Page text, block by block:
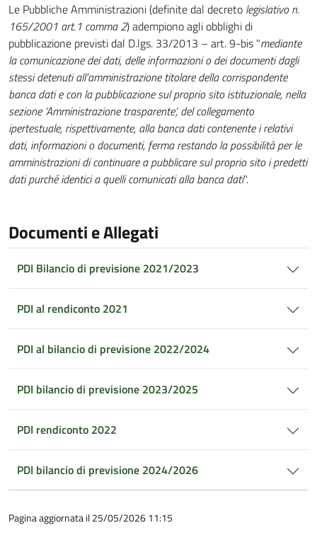
Le Pubbliche Amministrazioni (definite dal decreto legislativo n.
165/2001 art.1 comma 2) adempiono agli obblighi di
pubblicazione previsti dal D.lgs. 33/2013 – art. 9-bis "mediante
la comunicazione dei dati, delle informazioni o dei documenti dagli
stessi detenuti all'amministrazione titolare della corrispondente
banca dati e con la pubblicazione sul proprio sito istituzionale, nella
sezione ‘Amministrazione trasparente’, del collegamento
ipertestuale, rispettivamente, alla banca dati contenente i relativi
dati, informazioni o documenti, ferma restando la possibilità per le
amministrazioni di continuare a pubblicare sul proprio sito i predetti
dati purché identici a quelli comunicati alla banca dati".
Documenti e Allegati
PDI Bilancio di previsione 2021/2023
PDI al rendiconto 2021
PDI al bilancio di previsione 2022/2024
PDI bilancio di previsione 2023/2025
PDI rendiconto 2022
PDI bilancio di previsione 2024/2026
Pagina aggiornata il 25/05/2026 11:15